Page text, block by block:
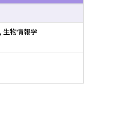
生物情報学